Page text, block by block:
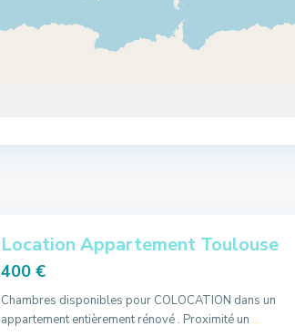
Location Appartement Toulouse
400 €
Chambres disponibles pour COLOCATION dans un
appartement entièrement rénové . Proximité un ...